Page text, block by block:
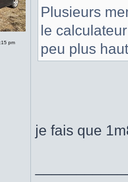
pm
Plusieurs
le
peu plus
je fais que